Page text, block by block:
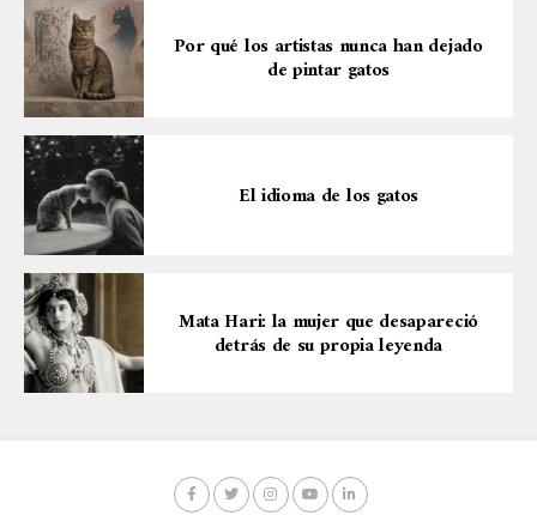
Por qué los artistas nunca han dejado
de pintar gatos
El idioma de los gatos
Mata Hari: la mujer que desapareció
detrás de su propia leyenda